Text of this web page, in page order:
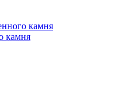
камня
камня